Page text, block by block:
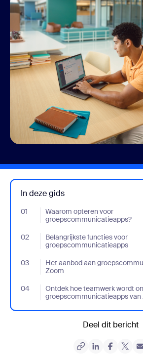
In deze gids
01
Waarom opteren voor
groepscommunicatieapps?
- Jumplink to Waarom opteren voor
02
Belangrijkste functies voor
groepscommunicatieapps
- Jumplink to Belangrijkste functies
03
Het aanbod aan
Zoom
- Jumplink to Het aanbod aan
04
Ontdek hoe teamwerk wordt
groepscommunicatieapps van
- Jumplink to Ontdek hoe teamwerk
Deel dit bericht